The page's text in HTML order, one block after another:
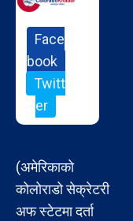
Face
book
Twitt
er
(अमेरिकाको
कोलोराडो सेक्रेटरी
अफ स्टेटमा दर्ता